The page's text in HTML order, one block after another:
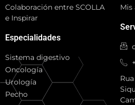
Colaboración entre SCOLLA
e Inspirar
Especialidades
Sistema digestivo
Oncología
Urología
Pecho
Mis